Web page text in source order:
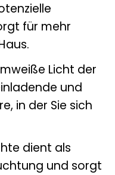
für mehr
Licht der
und
in der Sie sich
dient als
und sorgt